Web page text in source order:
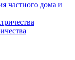
частного дома и